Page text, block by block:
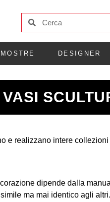
MOSTRE DESIGNER
e realizzano intere
dipende dalla
ma mai identico agli altri.